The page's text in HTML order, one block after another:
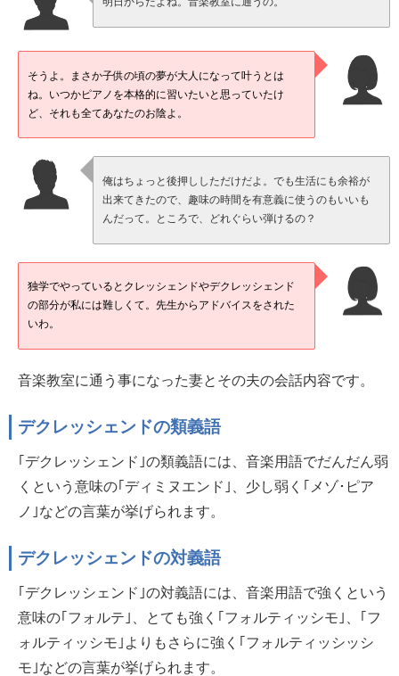
そうよ。まさか子供の頃の夢が大人になって叶うとは
ね。いつかピアノを本格的に習いたいと思っていたけ
ど、それも全てあなたのお陰よ。
俺はちょっと後押ししただけだよ。でも生活にも余裕が
出来てきたので、趣味の時間を有意義に使うのもいいも
んだって。ところで、どれぐらい弾けるの？
独学でやっているとクレッシェンドやデクレッシェンド
の部分が私には難しくて。先生からアドバイスをされた
いわ。
音楽教室に通う事になった妻とその夫の会話内容です。
デクレッシェンドの類義語
｢デクレッシェンド｣の類義語には、音楽用語でだんだん弱
くという意味の｢ディミヌエンド｣、少し弱く｢メゾ･ピア
ノ｣などの言葉が挙げられます。
デクレッシェンドの対義語
｢デクレッシェンド｣の対義語には、音楽用語で強くという
意味の｢フォルテ｣、とても強く｢フォルティッシモ｣、｢フ
ォルティッシモ｣よりもさらに強く｢フォルティッシッシ
モ｣などの言葉が挙げられます。